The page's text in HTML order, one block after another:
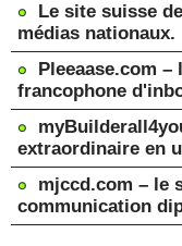
Le site suisse
médias nationaux.
Pleeaase.com
francophone
extraordinaire en
mjccd.com – le
communication